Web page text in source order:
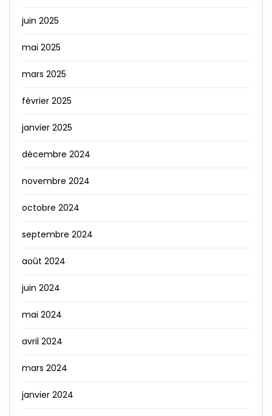
juin 2025
mai 2025
mars 2025
février 2025
janvier 2025
décembre 2024
novembre 2024
octobre 2024
septembre 2024
août 2024
juin 2024
mai 2024
avril 2024
mars 2024
janvier 2024